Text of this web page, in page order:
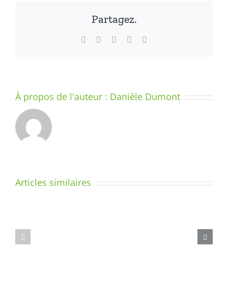
Partagez.
Facebook LinkedInWhatsApp
À propos de l'auteur : Danièle Dumont
Articles similaires
DIX
d’écriture